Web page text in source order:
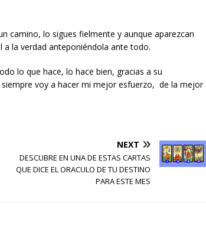
camino, lo sigues fielmente y aunque aparezcan
a la verdad anteponiéndola ante todo.
lo que hace, lo hace bien, gracias a su
voy a hacer mi mejor esfuerzo, de la mejor
NEXT
DESCUBRE EN UNA DE ESTAS CARTAS
QUE DICE EL ORACULO DE TU DESTINO
PARA ESTE MES